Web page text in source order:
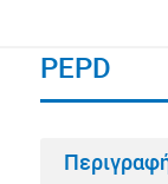
PEPD